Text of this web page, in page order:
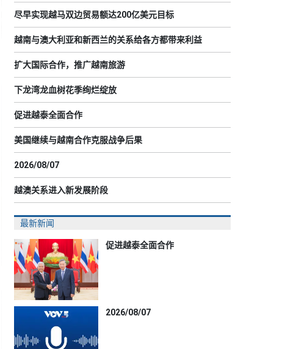
尽早实现越马双边贸易额达200亿美元目标
越南与澳大利亚和新西兰的关系给各方都带来利益
扩大国际合作，推广越南旅游
下龙湾龙血树花季绚烂绽放
促进越泰全面合作
美国继续与越南合作克服战争后果
2026/08/07
越澳关系进入新发展阶段
最新新闻
促进越泰全面合作
2026/08/07